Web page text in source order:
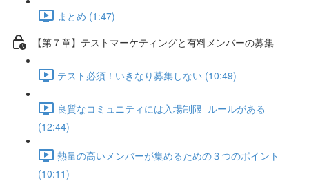
まとめ (1:47)
【第７章】テストマーケティングと有料メンバーの募集
テスト必須！いきなり募集しない (10:49)
良質なコミュニティには入場制限 ルールがある
(12:44)
熱量の高いメンバーが集めるための３つのポイント
(10:11)